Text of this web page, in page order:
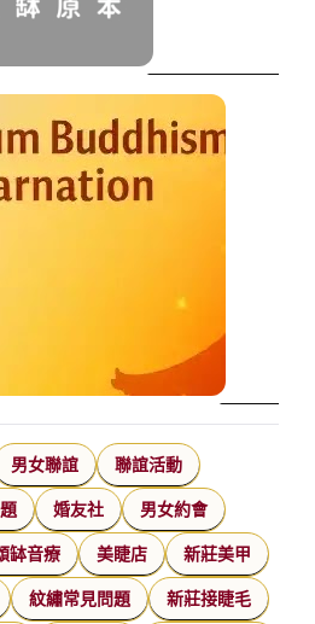
男女聯誼 聯誼活動
婚友社 男女約會
缽音療 美睫店 新莊美甲
紋繡常見問題 新莊接睫毛